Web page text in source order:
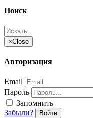
Поиск
×Close
Авторизация
Email
Пароль
Запомнить
Забыли?
Войти